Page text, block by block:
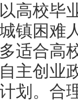
高校毕
镇困难
适合高
主创业
划。合